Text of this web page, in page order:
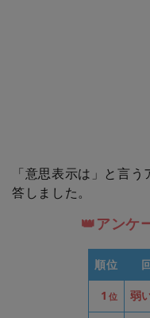
「意思表示は」と言
答しました。
👑アンケ
順位
1 位 弱